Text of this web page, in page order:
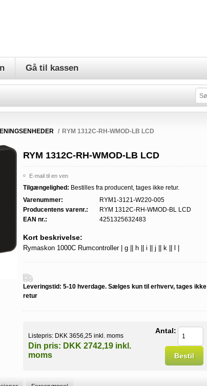
Gå til kassen
/ RYM 1312C-RH-WMOD-LB LCD
RYM 1312C-RH-WMOD-LB LCD
E-mail til en ven
Tilgængelighed: Bestilles fra producent, tages ikke retur.
Varenummer:
RYM1-3121-W220-005
Producentens varenr.:
RYM 1312C-RH-WMOD-BL LCD
EAN nr.:
4251325632483
Kort beskrivelse:
Rymaskon 1000C Rumcontroller | g || h || i || j || k || l |
Leveringstid: 5-10 hverdage. Sælges kun til erhverv, tages ikke
retur
Listepris: DKK 3656,25 inkl. moms
Din pris: DKK 2742,19 inkl.
moms
Antal:
Bestil